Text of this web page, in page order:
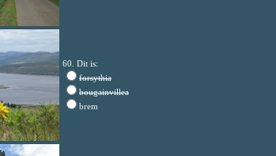
60. Dit is:
forsythia
bougainvillea
brem